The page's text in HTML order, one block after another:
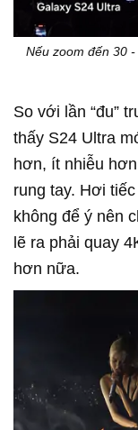
Nếu zoom đến 30
So với lần “đu”
thấy S24 Ultra
hơn, ít nhiễu
rung tay. Hơi
không để ý nên
lẽ ra phải quay
hơn nữa.